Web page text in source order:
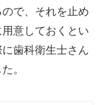
で、それを止め
意しておくとい
歯科衛生士さん
。